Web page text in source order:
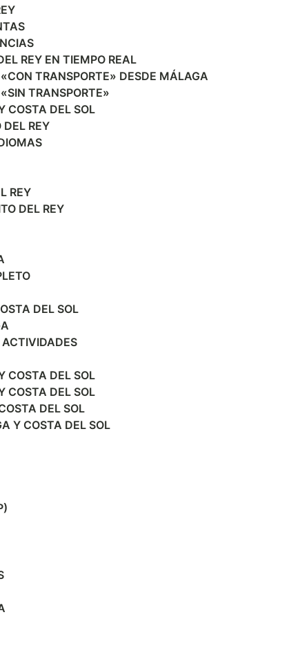
REY EN TIEMPO REAL
TRANSPORTE» DESDE MÁLAGA
TRANSPORTE»
COSTA DEL SOL
REY
REY
DEL REY
DEL SOL
COSTA DEL SOL
COSTA DEL SOL
DEL SOL
Y COSTA DEL SOL